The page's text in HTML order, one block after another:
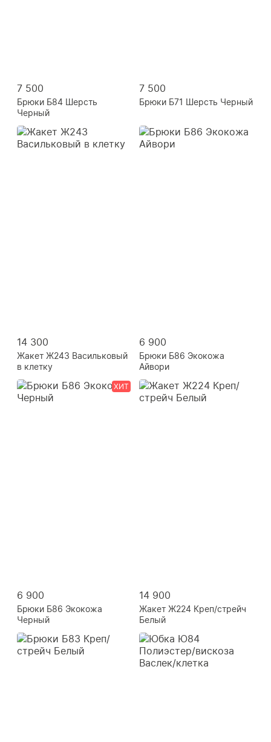
7 500
Брюки Б84 Шерсть
Черный
7 500
Брюки Б71 Шерсть Черный
14 300
Жакет Ж243 Васильковый
в клетку
6 900
Брюки Б86 Экокожа
Айвори
6 900
Брюки Б86 Экокожа
Черный
ХИТ
14 900
Жакет Ж224 Креп/стрейч
Белый